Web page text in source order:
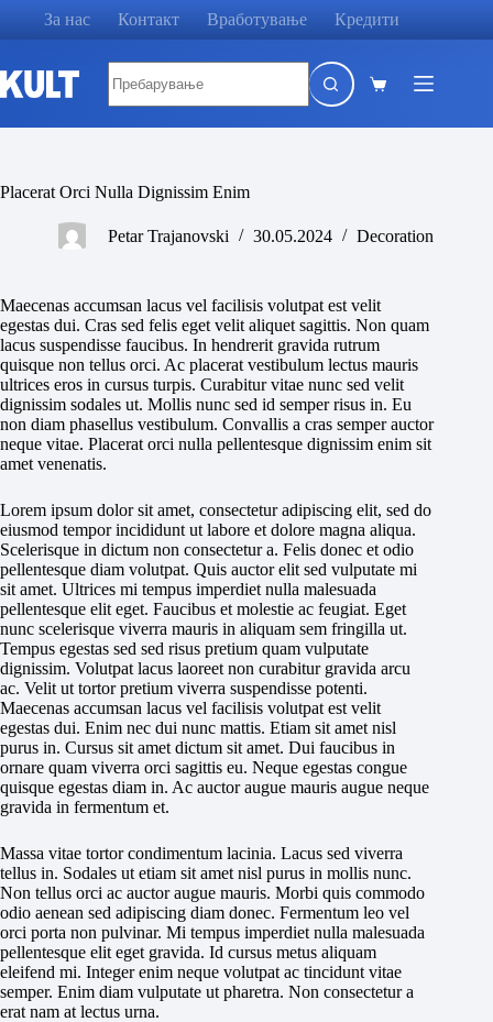
За нас Контакт Вработување Кредити
results
Shopping
Placerat Orci Nulla Dignissim Enim
Petar Trajanovski 30.05.2024 Decoration
Maecenas accumsan lacus vel facilisis volutpat est velit
egestas dui. Cras sed felis eget velit aliquet sagittis. Non quam
lacus suspendisse faucibus. In hendrerit gravida rutrum
quisque non tellus orci. Ac placerat vestibulum lectus mauris
ultrices eros in cursus turpis. Curabitur vitae nunc sed velit
dignissim sodales ut. Mollis nunc sed id semper risus in. Eu
non diam phasellus vestibulum. Convallis a cras semper auctor
neque vitae. Placerat orci nulla pellentesque dignissim enim sit
amet venenatis.
Lorem ipsum dolor sit amet, consectetur adipiscing elit, sed do
eiusmod tempor incididunt ut labore et dolore magna aliqua.
Scelerisque in dictum non consectetur a. Felis donec et odio
pellentesque diam volutpat. Quis auctor elit sed vulputate mi
sit amet. Ultrices mi tempus imperdiet nulla malesuada
pellentesque elit eget. Faucibus et molestie ac feugiat. Eget
nunc scelerisque viverra mauris in aliquam sem fringilla ut.
Tempus egestas sed sed risus pretium quam vulputate
dignissim. Volutpat lacus laoreet non curabitur gravida arcu
ac. Velit ut tortor pretium viverra suspendisse potenti.
Maecenas accumsan lacus vel facilisis volutpat est velit
egestas dui. Enim nec dui nunc mattis. Etiam sit amet nisl
purus in. Cursus sit amet dictum sit amet. Dui faucibus in
ornare quam viverra orci sagittis eu. Neque egestas congue
quisque egestas diam in. Ac auctor augue mauris augue neque
gravida in fermentum et.
Massa vitae tortor condimentum lacinia. Lacus sed viverra
tellus in. Sodales ut etiam sit amet nisl purus in mollis nunc.
Non tellus orci ac auctor augue mauris. Morbi quis commodo
odio aenean sed adipiscing diam donec. Fermentum leo vel
orci porta non pulvinar. Mi tempus imperdiet nulla malesuada
pellentesque elit eget gravida. Id cursus metus aliquam
eleifend mi. Integer enim neque volutpat ac tincidunt vitae
semper. Enim diam vulputate ut pharetra. Non consectetur a
erat nam at lectus urna.